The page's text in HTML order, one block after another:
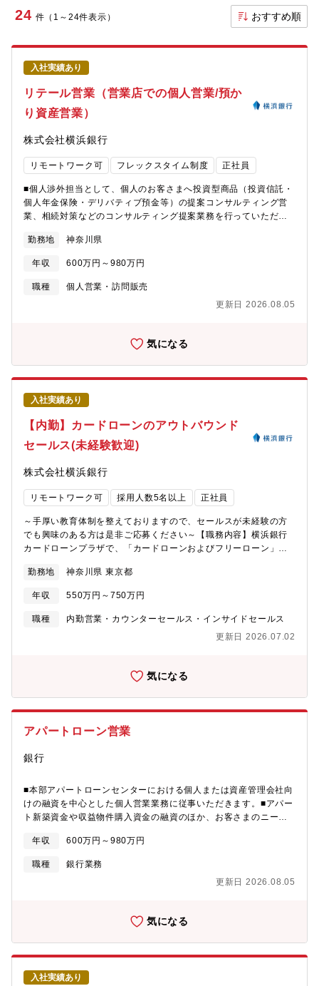
24 件（1～24件表示） おすすめ順
入社実績あり
リテール営業（営業店での個人営業/預か
り資産営業）
株式会社横浜銀行
リモートワーク可 フレックスタイム制度 正社員
■個人渉外担当として、個人のお客さまへ投資型商品（投資信託・
個人年金保険・デリバティブ預金等）の提案コンサルティング営
業、相続対策などのコンサルティング提案業務を行っていただき
属想定部署】営業店（支店）への配属となります。チームのイメ
ージは配属先により異なりますが、小規模店で5名程度、大規模エ
リアでは15名を超えるメンバーが在籍しています。【キャリアパ
ス】支店で課長代理→課長→副支店長→支店長と極めていただく
（ローン）や本部で個人系職種を希望することも可能です。【働
する地域密着型の地方銀行です。原則として、全国転勤はありま
せん。【働きやすさへの取り組み】コアタイムのないフレックス
タイム制、時間単位年休、テレワーク勤務制度、営業店内の空き
スペース等を活用したサテライトオフィス（はまサテ）を導入す
るとともに、デジタル化への取り組みを強化し、時間や場所に捉
われない多様で効率的な働き方を推進しています。【女性活躍推
進への取り組み】性別を問わず、誰もが多様なキャリア、多様な
働き方で活躍できる職場風土を目指しています。《2022年
度》 ・従業員の女性割合：49％・管理役職者に占める女性割
率：男女ともに100％以上【中途採用比率】2025年度：33％、
2024年度：34％、2023年度：28％※公表日：2026年4月1日※
労働施策総合推進法にもとづく、正規雇用労働者の採用者数に占
める経験者採用者数の割合。
勤務地 神奈川県
年収 600万円～980万円
職種
個人営業・訪問販売
更新日 2026.08.05
気になる
入社実績あり
【内勤】カードローンのアウトバウンド
セールス(未経験歓迎)
株式会社横浜銀行
リモートワーク可 採用人数5名以上 正社員
～手厚い教育体制を整えておりますので、セールスが未経験の方
でも興味のある方は是非ご応募ください～【職務内容】横浜銀行
カードローンプラザで、「カードローンおよびフリーローン」の
ウトバウンドセールス（既存顧客への提案営業）当行口座を持つ
お客さまへのお電話での提案営業です。商材は、カードローンと
フリーローンです。【募集背景】カードローン業務の拡大によ
り、新たな人財を募集します。【配属先について】横浜銀行カー
駅）。2026年4月現在で51名が在籍しております。【働き方】・
分～17時10分、Ｂ勤務:10:30～19:00)・残業は多くて月15時間程
度です。・スケジュールを組みやすく、急な残業が発生しにくい
業務体系になっています。・落ち着いた環境で長く働き続けたい
方にはぴったりです。【魅力】■お客さま一人ひとりの暮らしに寄
り添ったライフサポートができます。・お電話を中心とした非対
面での個人向け営業を通じて、主に横浜銀行カードローンのご提
案を行い、お客さま一人ひとりの多様な資金ニーズにお応えする
ことで、暮らしに寄り添ったライフサポートを担っていただきま
ローンに関する専門知識を深められるだけでなく、業務を通じて
預金・投資・保険など、銀行商品全般への幅広い理解を身につけ
られる環境です。・ご契約後も継続的にお客さまをフォローし、
活動にとどまらず、お客さまに寄り添ったきめ細かなサポートを
行うことで、感謝の言葉を直接いただけるやりがいを実感できま
の手法や仕組みを活用し、効率的に成果をあげられる点も本業務
ング力や提案力を磨くことができ、ここで培ったノウハウは将来
的にさまざまな業務で活かすことが可能です。
勤務地 神奈川県 東京都
年収 550万円～750万円
職種
内勤営業・カウンターセールス・インサイドセールス
更新日 2026.07.02
気になる
アパートローン営業
銀行
■本部アパートローンセンターにおける個人または資産管理会社向
けの融資を中心とした個人営業業務に従事いただきます。■アパー
ト新築資金や収益物件購入資金の融資のほか、お客さまのニーズ
的には】相続対策の資産家向け商品や投資用不動産の営業～審査
実行まで行います。【配属想定部署】営業戦略部アパートローン
センター【キャリアパス】入行後は適性に応じて営業店で資産運
用提案や事業承継を含めた幅広いコンサルティング提案をおこな
年収 600万円～980万円
職種
銀行業務
更新日 2026.08.05
気になる
入社実績あり